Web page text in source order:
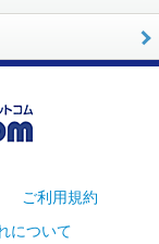
ご利用規約
について